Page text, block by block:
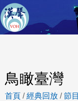
鳥瞰臺灣
首頁 /經典回放 /節目